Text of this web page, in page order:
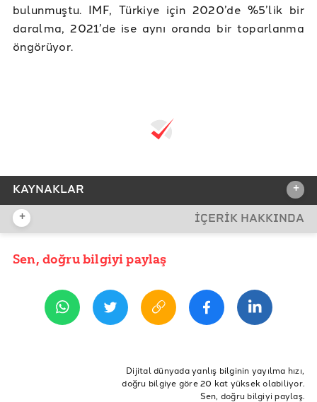
bulunmuştu. IMF, Türkiye için 2020’de %5’lik bir
daralma, 2021’de ise aynı oranda bir toparlanma
öngörüyor.
KAYNAKLAR +
REFERANSLAR
IMF World Economic Outlook
TÜİK
+ İÇERİK HAKKINDA
YAYIN TARİHİ
Ekonomik Büyüme GSYH
salgın
Sen, doğru bilgiyi paylaş
Dijital dünyada yanlış bilginin yayılma hızı,
doğru bilgiye göre 20 kat yüksek olabiliyor.
Sen, doğru bilgiyi paylaş.